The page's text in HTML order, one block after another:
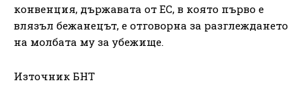
конвенция, държавата от ЕС, в която първо е
влязъл бежанецът, е отговорна за разглеждането
на молбата му за убежище.
Източник БНТ